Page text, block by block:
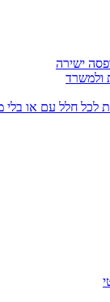
ישירה
ולמשרד
לכל חלל עם או בלי